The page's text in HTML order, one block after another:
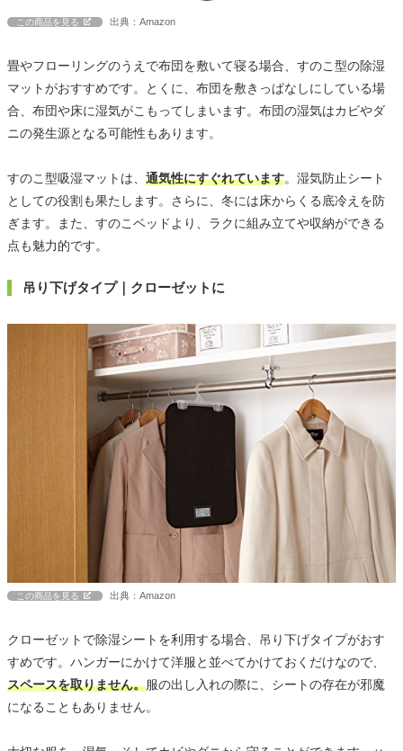
この商品を見る 出典：Amazon
畳やフローリングのうえで布団を敷いて寝る場合、すのこ型の除湿
マットがおすすめです。とくに、布団を敷きっぱなしにしている場
合、布団や床に湿気がこもってしまいます。布団の湿気はカビやダ
ニの発生源となる可能性もあります。
すのこ型吸湿マットは、 通気性にすぐれています。湿気防止シート
としての役割も果たします。さらに、冬には床からくる底冷えを防
ぎます。また、すのこベッドより、ラクに組み立てや収納ができる
点も魅力的です。
吊り下げタイプ｜クローゼットに
この商品を見る 出典：Amazon
クローゼットで除湿シートを利用する場合、吊り下げタイプがおす
すめです。ハンガーにかけて洋服と並べてかけておくだけなので、
スペースを取りません。服の出し入れの際に、シートの存在が邪魔
になることもありません。